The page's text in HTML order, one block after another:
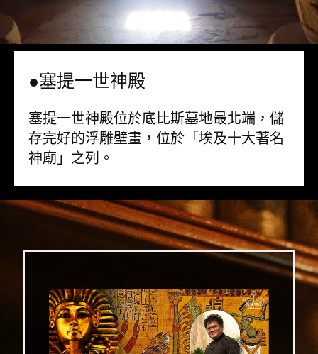
●塞提一世神殿
塞提一世神殿位於底比斯墓地最北端，儲
存完好的浮雕壁畫，位於「埃及十大著名
神廟」之列。